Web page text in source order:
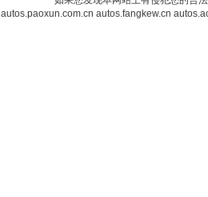
autos.paoxun.com.cn autos.fangkew.cn